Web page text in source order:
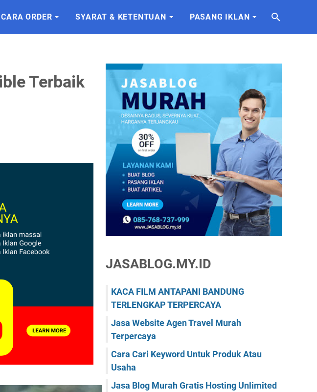
CARA ORDER SYARAT & KETENTUAN PASANG IKLAN
Terbaik
JASABLOG.MY.ID
KACA FILM ANTAPANI BANDUNG
TERLENGKAP TERPERCAYA
Jasa Website Agen Travel Murah
Terpercaya
Cara Cari Keyword Untuk Produk Atau
Usaha
Jasa Blog Murah Gratis Hosting Unlimited